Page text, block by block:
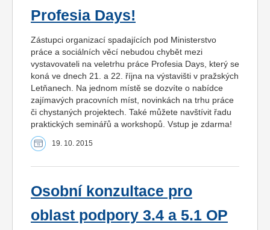
Profesia Days!
Zástupci organizací spadajících pod Ministerstvo
práce a sociálních věcí nebudou chybět mezi
vystavovateli na veletrhu práce Profesia Days, který se
koná ve dnech 21. a 22. října na výstavišti v pražských
Letňanech. Na jednom místě se dozvíte o nabídce
zajímavých pracovních míst, novinkách na trhu práce
či chystaných projektech. Také můžete navštívit řadu
praktických seminářů a workshopů. Vstup je zdarma!
19. 10. 2015
Osobní konzultace pro
oblast podpory 3.4 a 5.1 OP